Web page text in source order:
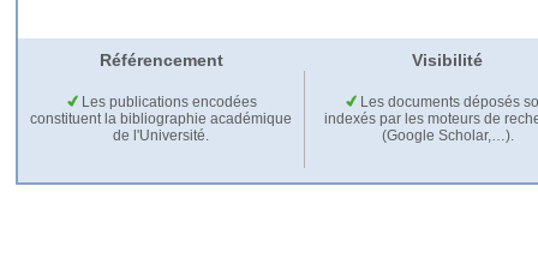
Référencement Visibilité
Les publications encodées
constituent la bibliographie académique
de l'Université.
Les documents déposés
indexés par les moteurs de
(Google Scholar,…).